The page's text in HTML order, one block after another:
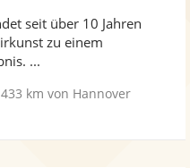
5
seit über 10 Jahren
zu einem
...
433 km von Hannover